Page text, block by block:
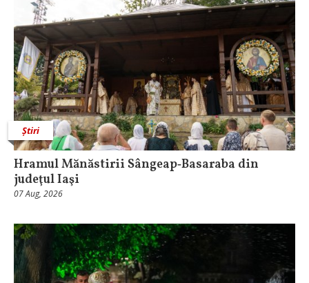
Știri
Hramul Mănăstirii Sângeap‑Basaraba din
judeţul Iaşi
07 Aug, 2026